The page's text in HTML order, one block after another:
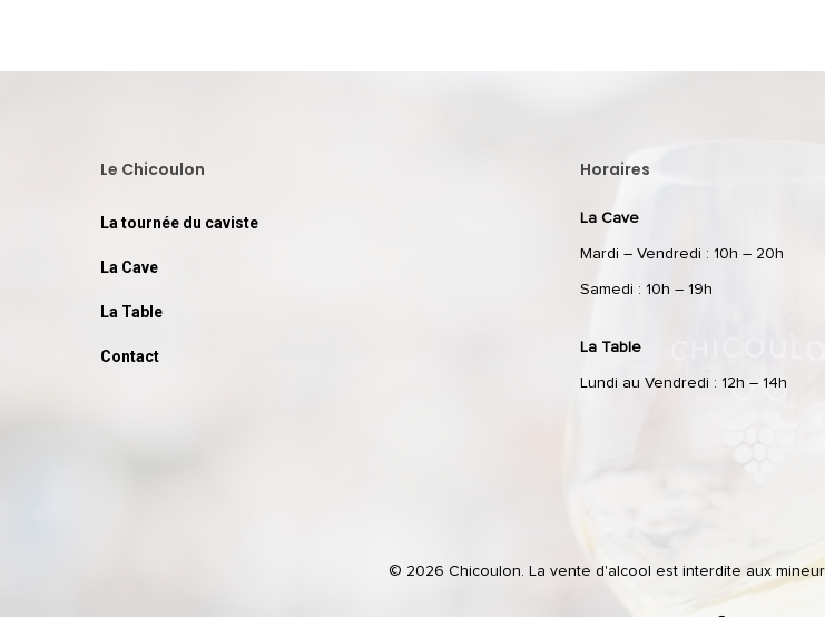
Le Chicoulon
La tournée du caviste
La Cave
La Table
Contact
Horaires
La Cave
Mardi – Vendredi : 10h – 20h
Samedi : 10h – 19h
La Table
Lundi au Vendredi : 12h – 14h
© 2026 Chicoulon. La vente d'alcool est interdite aux